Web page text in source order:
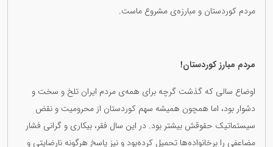
مردم کوردستان و مبارزەی مشروع ماست.
مردم مبارز کوردستان!
اوضاع سالی کە گذشت گرچە برای همەی مردم ایران تلخ و سخت و
دشوار بود، اما همچون همیشە سهم کوردستان از محرومیت و نقض
سیستماتیک حقوقش بیشتر بود. در این سال فقر، بیکاری و گرانی فشار
مضاعفی را برخانوادەها تحمیل کردەبود و نیز پاسخ هرگونە نارضایتی و